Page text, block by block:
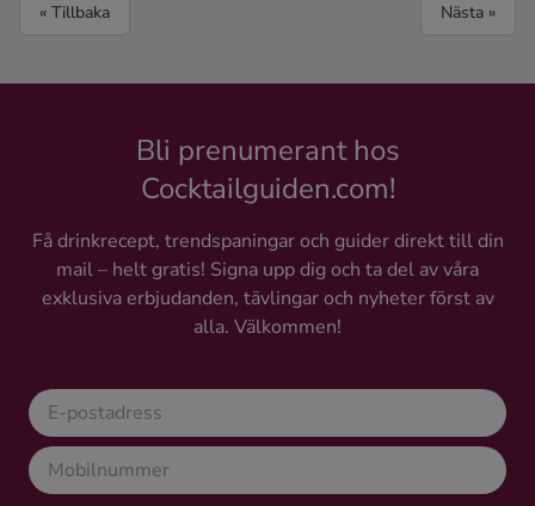
« Tillbaka Nästa »
Bli prenumerant hos
Cocktailguiden.com!
Få drinkrecept, trendspaningar och guider direkt till din
mail – helt gratis! Signa upp dig och ta del av våra
exklusiva erbjudanden, tävlingar och nyheter först av
alla. Välkommen!